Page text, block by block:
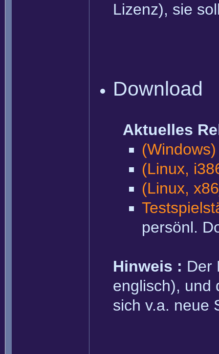
Lizenz), sie
Download
Aktuelles
(Linux,
(Linux,
persönl.
Hinweis : Der
englisch), und
sich v.a. neue